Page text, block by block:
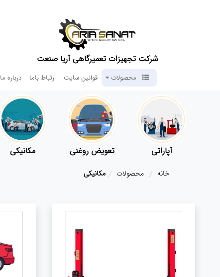
شرکت تجهیزات تعمیرگاهی آریا صنعت
محصولات قوانین سایت ارتباط باما درباره ما
آپاراتی تعویض روغنی مکانیکی
خانه محصولات مکانیکی